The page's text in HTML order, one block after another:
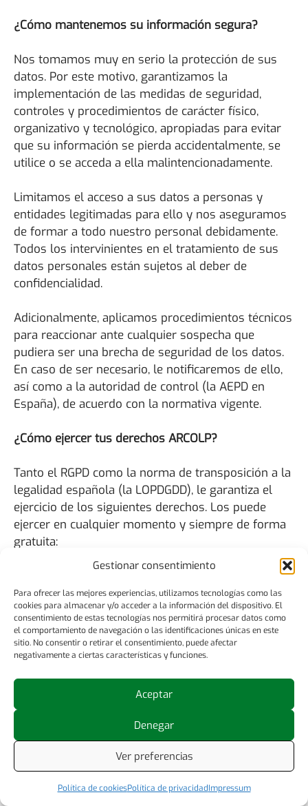
Gestionar consentimiento
Para ofrecer las mejores experiencias, utilizamos tecnologías como las
cookies para almacenar y/o acceder a la información del dispositivo. El
consentimiento de estas tecnologías nos permitirá procesar datos como
el comportamiento de navegación o las identificaciones únicas en este
sitio. No consentir o retirar el consentimiento, puede afectar
negativamente a ciertas características y funciones.
Aceptar
Denegar
Ver preferencias
Política de cookiesPolítica de privacidadImpressum
¿Cómo mantenemos su información segura?
Nos tomamos muy en serio la protección de sus
datos. Por este motivo, garantizamos la
implementación de las medidas de seguridad,
controles y procedimientos de carácter físico,
organizativo y tecnológico, apropiadas para evitar
que su información se pierda accidentalmente, se
utilice o se acceda a ella malintencionadamente.
Limitamos el acceso a sus datos a personas y
entidades legitimadas para ello y nos aseguramos
de formar a todo nuestro personal debidamente.
Todos los intervinientes en el tratamiento de sus
datos personales están sujetos al deber de
confidencialidad.
Adicionalmente, aplicamos procedimientos técnicos
para reaccionar ante cualquier sospecha que
pudiera ser una brecha de seguridad de los datos.
En caso de ser necesario, le notificaremos de ello,
así como a la autoridad de control (la AEPD en
España), de acuerdo con la normativa vigente.
¿Cómo ejercer tus derechos ARCOLP?
Tanto el RGPD como la norma de transposición a la
legalidad española (la LOPDGDD), le garantiza el
ejercicio de los siguientes derechos. Los puede
ejercer en cualquier momento y siempre de forma
gratuita:
Derecho de acceso
de su información
personal.
Derecho de
El derecho a solicitar la
corrección de errores en
la información personal.
(derecho al olvido)
eliminemos su
información personal –
en algunas situaciones.
El derecho a solicitar la